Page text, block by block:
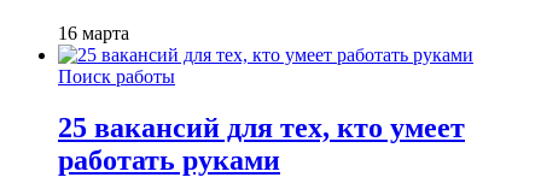
16 марта
Поиск работы
25 вакансий для тех, кто умеет
работать руками